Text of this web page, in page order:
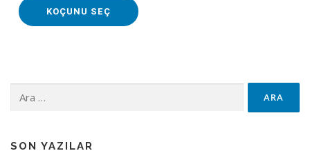
KOÇUNU SEÇ
SON YAZILAR